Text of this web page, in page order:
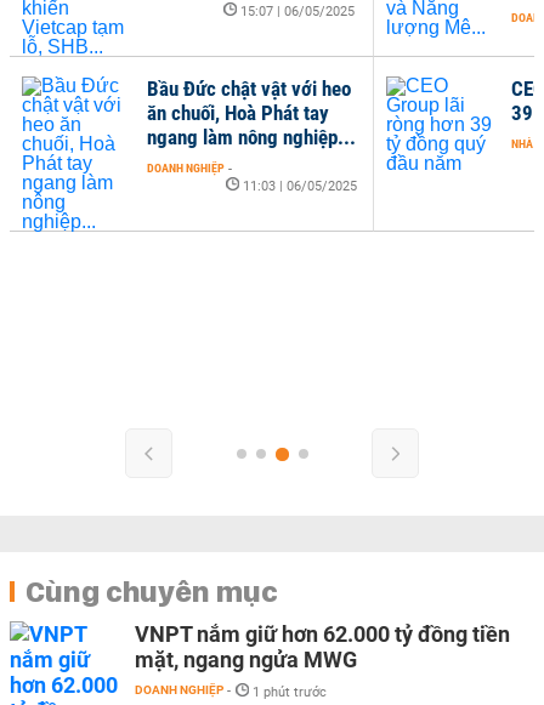
39
NHÀ
15:07 | 06/05/2025
Bầu Đức chật vật với heo
ăn chuối, Hoà Phát tay
ngang làm nông nghiệp...
DOANH NGHIỆP -
11:03 | 06/05/2025
Cùng chuyên mục
VNPT nắm giữ hơn 62.000 tỷ đồng tiền
mặt, ngang ngửa MWG
DOANH NGHIỆP - 1 phút trước